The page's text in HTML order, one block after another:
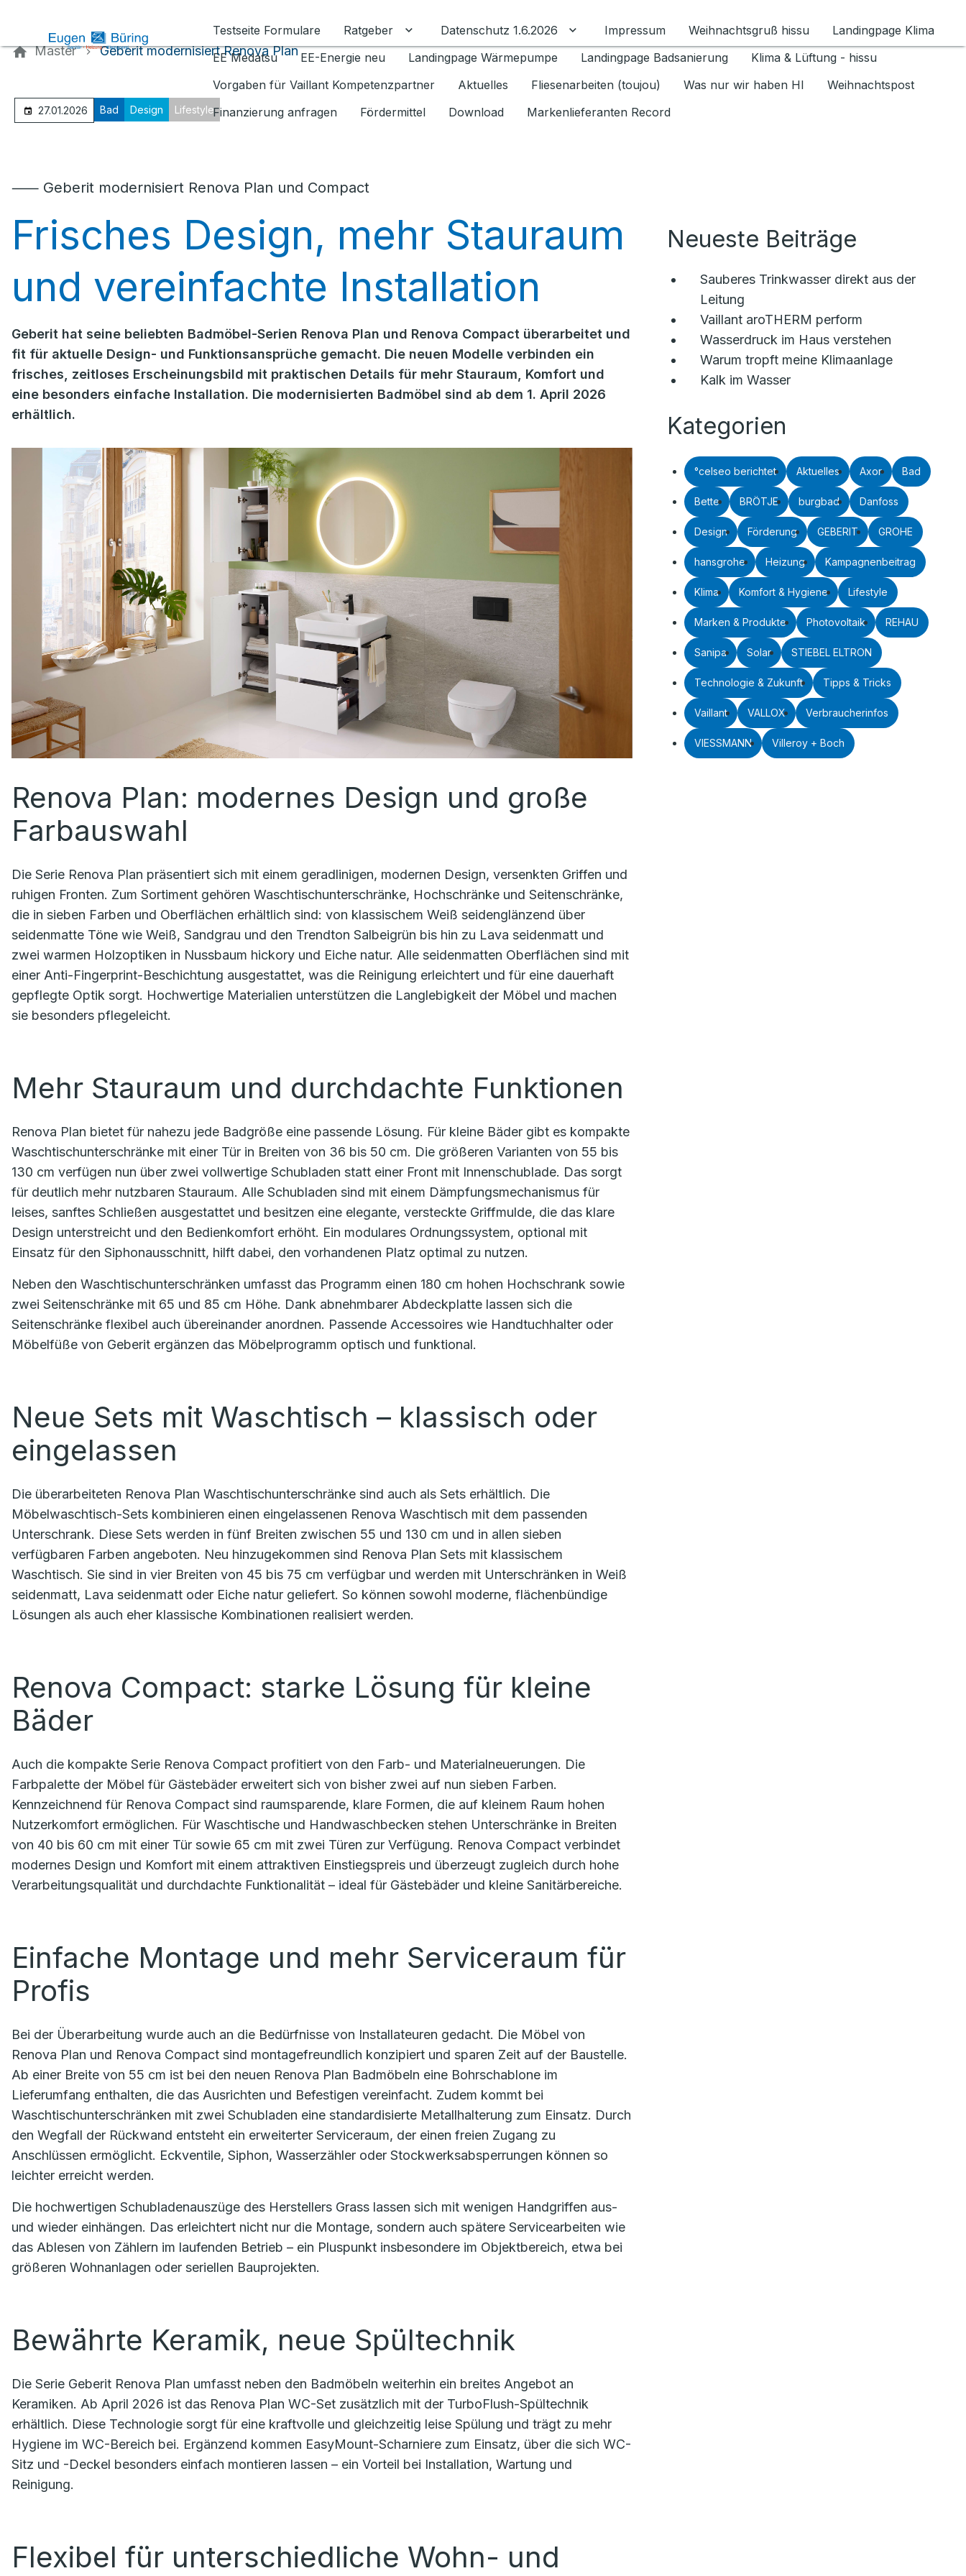
Testseite Formulare
Ratgeber Untermenü für Ratgeber umschalten
Datenschutz 1.6.2026 Untermenü für Datenschutz 1.6.2026 umschalten
Impressum Weihnachtsgruß hissu
Landingpage Klima
EE Medatsu
EE-Energie neu Landingpage Wärmepumpe Landingpage Badsanierung
Klima & Lüftung - hissu
Vorgaben für Vaillant Kompetenzpartner
Aktuelles Fliesenarbeiten (toujou) Was nur wir haben HI
Weihnachtspost
Finanzierung anfragen
Fördermittel Download Markenlieferanten Record
Master Geberit modernisiert Renova Plan
27.01.2026 Bad Design Lifestyle
⸺ Geberit modernisiert Renova Plan und Compact
Frisches Design, mehr Stauraum
und vereinfachte Installation
Geberit hat seine beliebten Badmöbel-Serien Renova Plan und Renova Compact überarbeitet und
fit für aktuelle Design- und Funktionsansprüche gemacht. Die neuen Modelle verbinden ein
frisches, zeitloses Erscheinungsbild mit praktischen Details für mehr Stauraum, Komfort und
eine besonders einfache Installation. Die modernisierten Badmöbel sind ab dem 1. April 2026
erhältlich.
Renova Plan: modernes Design und große
Farbauswahl
Die Serie Renova Plan präsentiert sich mit einem geradlinigen, modernen Design, versenkten Griffen und
ruhigen Fronten. Zum Sortiment gehören Waschtischunterschränke, Hochschränke und Seitenschränke,
die in sieben Farben und Oberflächen erhältlich sind: von klassischem Weiß seidenglänzend über
seidenmatte Töne wie Weiß, Sandgrau und den Trendton Salbeigrün bis hin zu Lava seidenmatt und
zwei warmen Holzoptiken in Nussbaum hickory und Eiche natur. Alle seidenmatten Oberflächen sind mit
einer Anti-Fingerprint-Beschichtung ausgestattet, was die Reinigung erleichtert und für eine dauerhaft
gepflegte Optik sorgt. Hochwertige Materialien unterstützen die Langlebigkeit der Möbel und machen
sie besonders pflegeleicht.
Mehr Stauraum und durchdachte Funktionen
Renova Plan bietet für nahezu jede Badgröße eine passende Lösung. Für kleine Bäder gibt es kompakte
Waschtischunterschränke mit einer Tür in Breiten von 36 bis 50 cm. Die größeren Varianten von 55 bis
130 cm verfügen nun über zwei vollwertige Schubladen statt einer Front mit Innenschublade. Das sorgt
für deutlich mehr nutzbaren Stauraum. Alle Schubladen sind mit einem Dämpfungsmechanismus für
leises, sanftes Schließen ausgestattet und besitzen eine elegante, versteckte Griffmulde, die das klare
Design unterstreicht und den Bedienkomfort erhöht. Ein modulares Ordnungssystem, optional mit
Einsatz für den Siphonausschnitt, hilft dabei, den vorhandenen Platz optimal zu nutzen.
Neben den Waschtischunterschränken umfasst das Programm einen 180 cm hohen Hochschrank sowie
zwei Seitenschränke mit 65 und 85 cm Höhe. Dank abnehmbarer Abdeckplatte lassen sich die
Seitenschränke flexibel auch übereinander anordnen. Passende Accessoires wie Handtuchhalter oder
Möbelfüße von Geberit ergänzen das Möbelprogramm optisch und funktional.
Neue Sets mit Waschtisch – klassisch oder
eingelassen
Die überarbeiteten Renova Plan Waschtischunterschränke sind auch als Sets erhältlich. Die
Möbelwaschtisch-Sets kombinieren einen eingelassenen Renova Waschtisch mit dem passenden
Unterschrank. Diese Sets werden in fünf Breiten zwischen 55 und 130 cm und in allen sieben
verfügbaren Farben angeboten. Neu hinzugekommen sind Renova Plan Sets mit klassischem
Waschtisch. Sie sind in vier Breiten von 45 bis 75 cm verfügbar und werden mit Unterschränken in Weiß
seidenmatt, Lava seidenmatt oder Eiche natur geliefert. So können sowohl moderne, flächenbündige
Lösungen als auch eher klassische Kombinationen realisiert werden.
Renova Compact: starke Lösung für kleine
Bäder
Auch die kompakte Serie Renova Compact profitiert von den Farb- und Materialneuerungen. Die
Farbpalette der Möbel für Gästebäder erweitert sich von bisher zwei auf nun sieben Farben.
Kennzeichnend für Renova Compact sind raumsparende, klare Formen, die auf kleinem Raum hohen
Nutzerkomfort ermöglichen. Für Waschtische und Handwaschbecken stehen Unterschränke in Breiten
von 40 bis 60 cm mit einer Tür sowie 65 cm mit zwei Türen zur Verfügung. Renova Compact verbindet
modernes Design und Komfort mit einem attraktiven Einstiegspreis und überzeugt zugleich durch hohe
Verarbeitungsqualität und durchdachte Funktionalität – ideal für Gästebäder und kleine Sanitärbereiche.
Einfache Montage und mehr Serviceraum für
Profis
Bei der Überarbeitung wurde auch an die Bedürfnisse von Installateuren gedacht. Die Möbel von
Renova Plan und Renova Compact sind montagefreundlich konzipiert und sparen Zeit auf der Baustelle.
Ab einer Breite von 55 cm ist bei den neuen Renova Plan Badmöbeln eine Bohrschablone im
Lieferumfang enthalten, die das Ausrichten und Befestigen vereinfacht. Zudem kommt bei
Waschtischunterschränken mit zwei Schubladen eine standardisierte Metallhalterung zum Einsatz. Durch
den Wegfall der Rückwand entsteht ein erweiterter Serviceraum, der einen freien Zugang zu
Anschlüssen ermöglicht. Eckventile, Siphon, Wasserzähler oder Stockwerksabsperrungen können so
leichter erreicht werden.
Die hochwertigen Schubladenauszüge des Herstellers Grass lassen sich mit wenigen Handgriffen aus-
und wieder einhängen. Das erleichtert nicht nur die Montage, sondern auch spätere Servicearbeiten wie
das Ablesen von Zählern im laufenden Betrieb – ein Pluspunkt insbesondere im Objektbereich, etwa bei
größeren Wohnanlagen oder seriellen Bauprojekten.
Bewährte Keramik, neue Spültechnik
Die Serie Geberit Renova Plan umfasst neben den Badmöbeln weiterhin ein breites Angebot an
Keramiken. Ab April 2026 ist das Renova Plan WC-Set zusätzlich mit der TurboFlush-Spültechnik
erhältlich. Diese Technologie sorgt für eine kraftvolle und gleichzeitig leise Spülung und trägt zu mehr
Hygiene im WC-Bereich bei. Ergänzend kommen EasyMount-Scharniere zum Einsatz, über die sich WC-
Sitz und -Deckel besonders einfach montieren lassen – ein Vorteil bei Installation, Wartung und
Reinigung.
Flexibel für unterschiedliche Wohn- und
Neueste Beiträge
Sauberes Trinkwasser direkt aus der
Leitung
Vaillant aroTHERM perform
Wasserdruck im Haus verstehen
Warum tropft meine Klimaanlage
Kalk im Wasser
Kategorien
°celseo berichtet Aktuelles Axor Bad
Bette BRÖTJE burgbad Danfoss
Design Förderung GEBERIT GROHE
hansgrohe Heizung Kampagnenbeitrag
Klima Komfort & Hygiene Lifestyle
Marken & Produkte Photovoltaik REHAU
Sanipa Solar STIEBEL ELTRON
Technologie & Zukunft Tipps & Tricks
Vaillant VALLOX Verbraucherinfos
VIESSMANN Villeroy + Boch